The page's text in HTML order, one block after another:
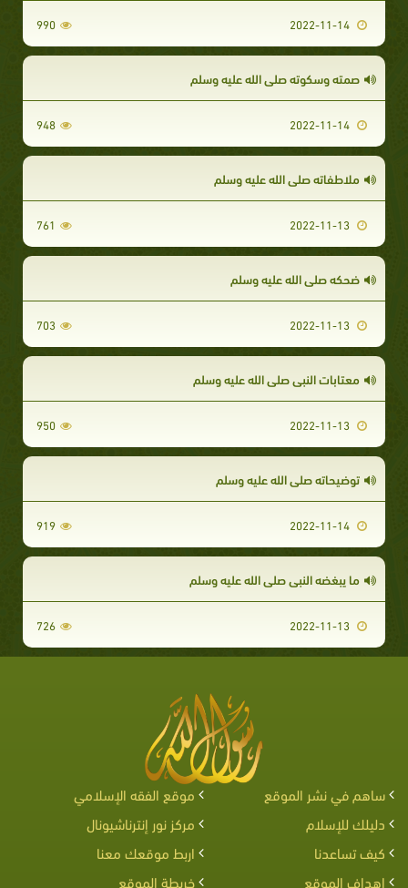
990
صمته وسكوته صلى الله عليه وسلم
948
ملاطفاته صلى الله عليه وسلم
761
ضحكه صلى الله عليه وسلم
703
معتابات النبي صلى الله عليه وسلم
950
توضيحاته صلى الله عليه وسلم
919
ما يبغضه النبي صلى الله عليه وسلم
726
ساهم في نشر الموقع
موقع الفقه الإسلامي
دليلك للإسلام
مركز نور إنترناشيونال
كيف تساعدنا
اربط موقعك معنا
اهداف الموقع
خريطة الموقع